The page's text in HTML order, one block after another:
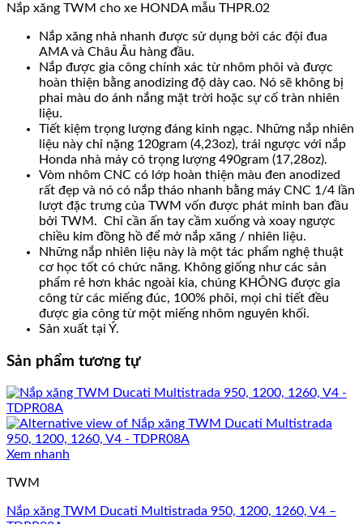
Nắp xăng TWM cho xe HONDA mẫu THPR.02
Nắp xăng nhả nhanh được sử dụng bởi các đội đua
AMA và Châu Âu hàng đầu.
Nắp được gia công chính xác từ nhôm phôi và được
hoàn thiện bằng anodizing độ dày cao. Nó sẽ không bị
phai màu do ánh nắng mặt trời hoặc sự cố tràn nhiên
liệu.
Tiết kiệm trọng lượng đáng kinh ngạc. Những nắp nhiên
liệu này chỉ nặng 120gram (4,23oz), trái ngược với nắp
Honda nhà máy có trọng lượng 490gram (17,28oz).
Vòm nhôm CNC có lớp hoàn thiện màu đen anodized
rất đẹp và nó có nắp tháo nhanh bằng máy CNC 1/4 lần
lượt đặc trưng của TWM vốn được phát minh ban đầu
bởi TWM. Chỉ cần ấn tay cầm xuống và xoay ngược
chiều kim đồng hồ để mở nắp xăng / nhiên liệu.
Những nắp nhiên liệu này là một tác phẩm nghệ thuật
cơ học tốt có chức năng. Không giống như các sản
phẩm rẻ hơn khác ngoài kia, chúng KHÔNG được gia
công từ các miếng đúc, 100% phôi, mọi chi tiết đều
được gia công từ một miếng nhôm nguyên khối.
Sản xuất tại Ý.
Sản phẩm tương tự
Xem nhanh
TWM
Nắp xăng TWM Ducati Multistrada 950, 1200, 1260, V4 –